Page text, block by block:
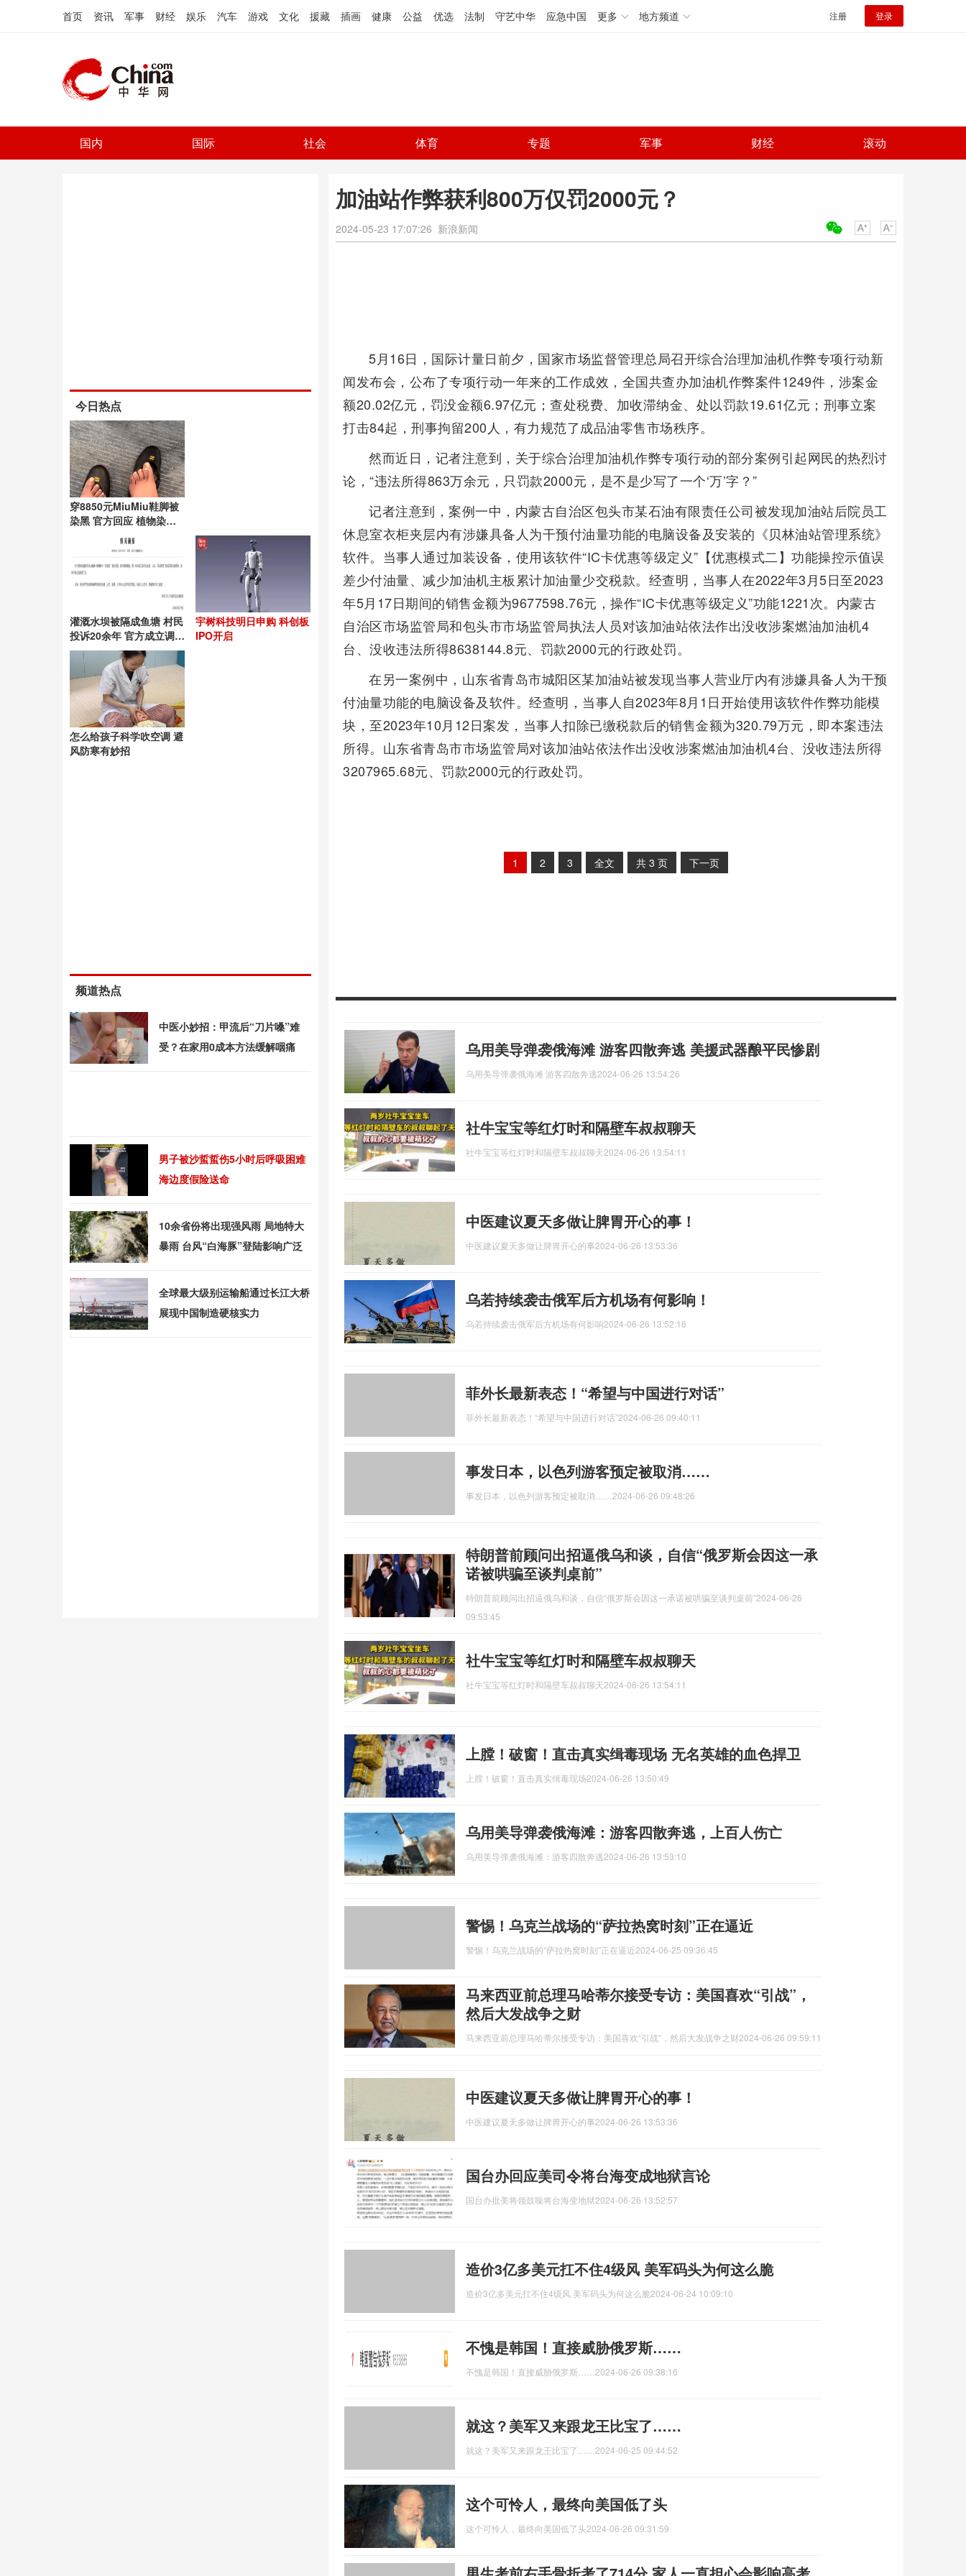
首页 资讯 军事 财经 娱乐 汽车 游戏 文化 援藏 插画 健康 公益 优选 法制 守艺中华 应急中国 更多 地方频道 注册 登录
国内 国际 社会 体育 专题 军事 财经 滚动
加油站作弊获利800万仅罚2000元？
2024-05-23 17:07:26 新浪新闻
5月16日，国际计量日前夕，国家市场监督管理总局召开综合治理加油机作弊专项行动新
闻发布会，公布了专项行动一年来的工作成效，全国共查办加油机作弊案件1249件，涉案金
额20.02亿元，罚没金额6.97亿元；查处税费、加收滞纳金、处以罚款19.61亿元；刑事立案
打击84起，刑事拘留200人，有力规范了成品油零售市场秩序。
然而近日，记者注意到，关于综合治理加油机作弊专项行动的部分案例引起网民的热烈讨
论，“违法所得863万余元，只罚款2000元，是不是少写了一个‘万’字？”
记者注意到，案例一中，内蒙古自治区包头市某石油有限责任公司被发现加油站后院员工
休息室衣柜夹层内有涉嫌具备人为干预付油量功能的电脑设备及安装的《贝林油站管理系统》
软件。当事人通过加装设备，使用该软件“IC卡优惠等级定义”【优惠模式二】功能操控示值误
差少付油量、减少加油机主板累计加油量少交税款。经查明，当事人在2022年3月5日至2023
年5月17日期间的销售金额为9677598.76元，操作“IC卡优惠等级定义”功能1221次。内蒙古
自治区市场监管局和包头市市场监管局执法人员对该加油站依法作出没收涉案燃油加油机4
台、没收违法所得8638144.8元、罚款2000元的行政处罚。
在另一案例中，山东省青岛市城阳区某加油站被发现当事人营业厅内有涉嫌具备人为干预
付油量功能的电脑设备及软件。经查明，当事人自2023年8月1日开始使用该软件作弊功能模
块，至2023年10月12日案发，当事人扣除已缴税款后的销售金额为320.79万元，即本案违法
所得。山东省青岛市市场监管局对该加油站依法作出没收涉案燃油加油机4台、没收违法所得
3207965.68元、罚款2000元的行政处罚。
1 2 3 全文 共 3 页 下一页
乌用美导弹袭俄海滩 游客四散奔逃 美援武器酿平民惨剧
乌用美导弹袭俄海滩 游客四散奔逃2024-06-26 13:54:26
社牛宝宝等红灯时和隔壁车叔叔聊天
社牛宝宝等红灯时和隔壁车叔叔聊天2024-06-26 13:54:11
中医建议夏天多做让脾胃开心的事！
中医建议夏天多做让脾胃开心的事2024-06-26 13:53:36
乌若持续袭击俄军后方机场有何影响！
乌若持续袭击俄军后方机场有何影响2024-06-26 13:52:16
菲外长最新表态！“希望与中国进行对话”
菲外长最新表态！“希望与中国进行对话”2024-06-26 09:40:11
事发日本，以色列游客预定被取消……
事发日本，以色列游客预定被取消…… 2024-06-26 09:48:26
特朗普前顾问出招逼俄乌和谈，自信“俄罗斯会因这一承
诺被哄骗至谈判桌前”
特朗普前顾问出招逼俄乌和谈，自信“俄罗斯会因这一承诺被哄骗至谈判桌前”2024-06-26
09:53:45
社牛宝宝等红灯时和隔壁车叔叔聊天
社牛宝宝等红灯时和隔壁车叔叔聊天2024-06-26 13:54:11
上膛！破窗！直击真实缉毒现场 无名英雄的血色捍卫
上膛！破窗！直击真实缉毒现场2024-06-26 13:50:49
乌用美导弹袭俄海滩：游客四散奔逃，上百人伤亡
乌用美导弹袭俄海滩：游客四散奔逃2024-06-26 13:53:10
警惕！乌克兰战场的“萨拉热窝时刻”正在逼近
警惕！乌克兰战场的“萨拉热窝时刻”正在逼近2024-06-25 09:36:45
马来西亚前总理马哈蒂尔接受专访：美国喜欢“引战”，
然后大发战争之财
马来西亚前总理马哈蒂尔接受专访：美国喜欢“引战”，然后大发战争之财2024-06-26 09:59:11
中医建议夏天多做让脾胃开心的事！
中医建议夏天多做让脾胃开心的事2024-06-26 13:53:36
国台办回应美司令将台海变成地狱言论
国台办批美将领鼓噪将台海变地狱2024-06-26 13:52:57
造价3亿多美元扛不住4级风 美军码头为何这么脆
造价3亿多美元扛不住4级风 美军码头为何这么脆2024-06-24 10:09:10
不愧是韩国！直接威胁俄罗斯……
不愧是韩国！直接威胁俄罗斯…… 2024-06-26 09:38:16
就这？美军又来跟龙王比宝了……
就这？美军又来跟龙王比宝了…… 2024-06-25 09:44:52
这个可怜人，最终向美国低了头
这个可怜人，最终向美国低了头2024-06-26 09:31:59
今日热点
穿8850元MiuMiu鞋脚被
染黑 官方回应 植物染色
灌溉水坝被隔成鱼塘 村民
投诉20余年 官方成立调查
组回应关切
宇树科技明日申购 科创板
IPO开启
怎么给孩子科学吹空调 避
风防寒有妙招
频道热点
中医小妙招：甲流后“刀片嗓”难
受？在家用0成本方法缓解咽痛
男子被沙蜇蜇伤5小时后呼吸困难
海边度假险送命
10余省份将出现强风雨 局地特大
暴雨 台风“白海豚”登陆影响广泛
全球最大级别运输船通过长江大桥
展现中国制造硬核实力